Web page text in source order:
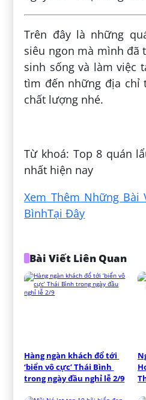
Trên đây là những
siêu ngon mà mình đã
sinh sống và làm việc
tìm đến những địa chỉ
chất lượng nhé.
Từ khoá: Top 8 quán
nhất hiện nay
Xem Thêm Những Bài
BìnhTại Đây
Bài Viết Liên Quan
Hàng ngàn khách đổ tới
‘biển vô cực’ Thái Bình
trong ngày đầu nghỉ lễ 2/9